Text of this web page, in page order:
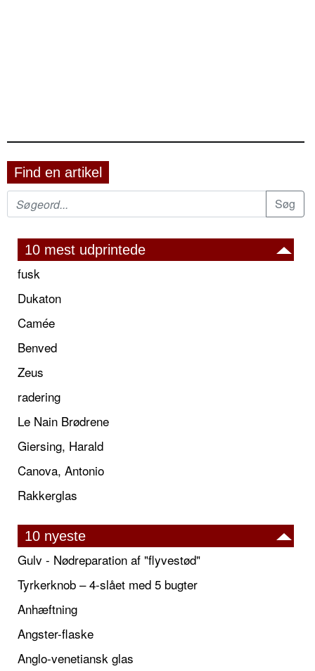
Find en artikel
10 mest udprintede
fusk
Dukaton
Camée
Benved
Zeus
radering
Le Nain Brødrene
Giersing, Harald
Canova, Antonio
Rakkerglas
10 nyeste
Gulv - Nødreparation af "flyvestød"
Tyrkerknob – 4-slået med 5 bugter
Anhæftning
Angster-flaske
Anglo-venetiansk glas